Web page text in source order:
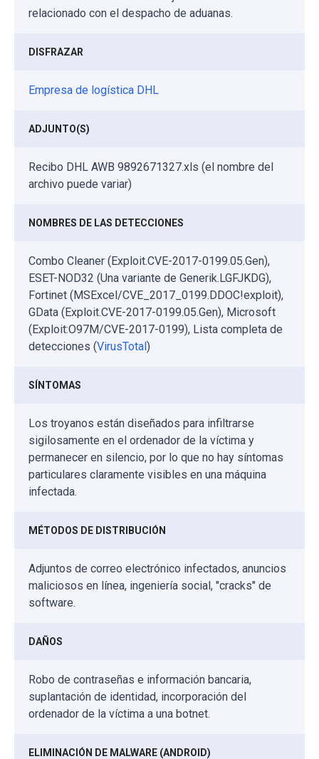
relacionado con el despacho de aduanas.
DISFRAZAR
Empresa de logística DHL
ADJUNTO(S)
Recibo DHL AWB 9892671327.xls (el nombre del
archivo puede variar)
NOMBRES DE LAS DETECCIONES
Combo Cleaner (Exploit.CVE-2017-0199.05.Gen),
ESET-NOD32 (Una variante de Generik.LGFJKDG),
Fortinet (MSExcel/CVE_2017_0199.DDOC!exploit),
GData (Exploit.CVE-2017-0199.05.Gen), Microsoft
(Exploit:O97M/CVE-2017-0199), Lista completa de
detecciones (VirusTotal)
SÍNTOMAS
Los troyanos están diseñados para infiltrarse
sigilosamente en el ordenador de la víctima y
permanecer en silencio, por lo que no hay síntomas
particulares claramente visibles en una máquina
infectada.
MÉTODOS DE DISTRIBUCIÓN
Adjuntos de correo electrónico infectados, anuncios
maliciosos en línea, ingeniería social, "cracks" de
software.
DAÑOS
Robo de contraseñas e información bancaria,
suplantación de identidad, incorporación del
ordenador de la víctima a una botnet.
ELIMINACIÓN DE MALWARE (ANDROID)